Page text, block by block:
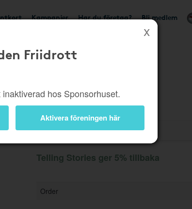
Kampanjer Har du företag? Bli medlem
Friidrott
hos Sponsorhuset.
Aktivera föreningen här
Information
Telling Stories ger 5% tillbaka
Order